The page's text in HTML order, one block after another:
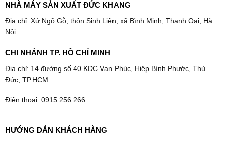
NHÀ MÁY SẢN XUẤT ĐỨC KHANG
Địa chỉ: Xứ Ngõ Gỗ, thôn Sinh Liên, xã Bình Minh, Thanh Oai, Hà
Nội
CHI NHÁNH TP. HỒ CHÍ MINH
Địa chỉ: 14 đường số 40 KDC Vạn Phúc, Hiệp Bình Phước, Thủ
Đức, TP.HCM
Điện thoại: 0915.256.266
HƯỚNG DẪN KHÁCH HÀNG